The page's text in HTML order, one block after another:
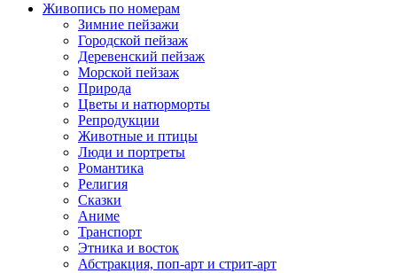
Живопись по номерам
Зимние пейзажи
Городской пейзаж
Деревенский пейзаж
Морской пейзаж
Природа
Цветы и натюрморты
Репродукции
Животные и птицы
Люди и портреты
Романтика
Религия
Сказки
Аниме
Транспорт
Этника и восток
Абстракция, поп-арт и стрит-арт